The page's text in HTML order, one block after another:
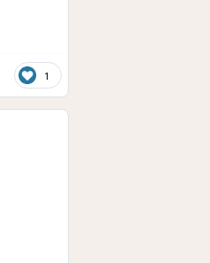
1